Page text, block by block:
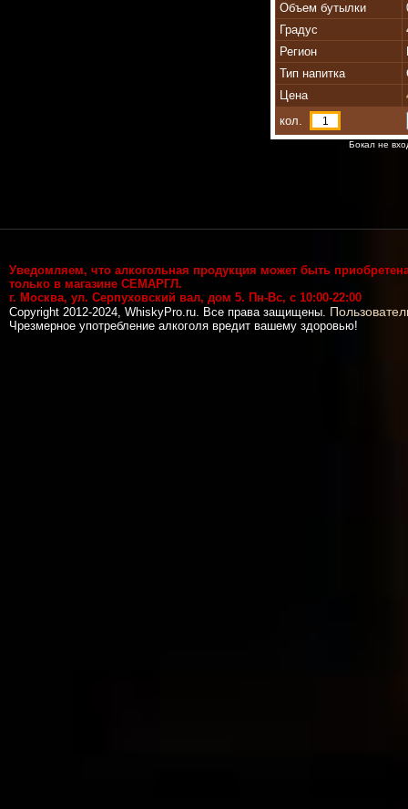
Объем бутылки
Градус
Регион
Тип напитка
Цена
кол.
Бокал не
Уведомляем, что алкогольная продукция может быть
только в магазине СЕМАРГЛ.
г. Москва, ул. Серпуховский вал, дом 5. Пн-Вс, с 10:00-22:00
Copyright 2012-2024, WhiskyPro.ru. Все права защищены.
Чрезмерное употребление алкоголя вредит вашему здоровью!